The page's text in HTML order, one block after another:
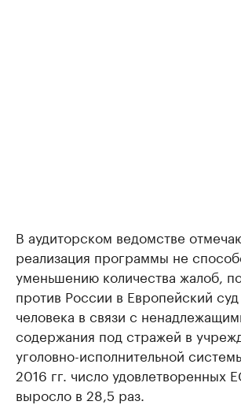
В аудиторском ведомстве
реализация программы не
уменьшению количества жалоб,
против России в Европейский
человека в связи с
содержания под стражей в
уголовно-исполнительной
2016 гг. число удовлетворенных
выросло в 28,5 раз.